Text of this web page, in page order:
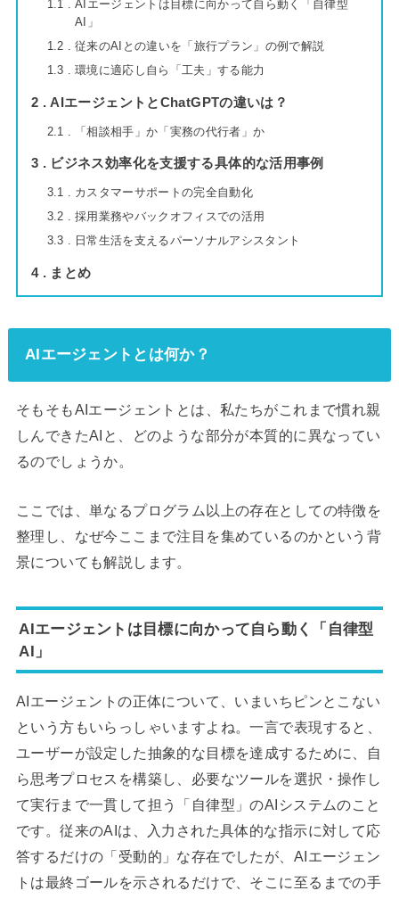
1.1
AIエージェントは目標に向かって自ら動く「自律型
AI」
1.2
従来のAIとの違いを「旅行プラン」の例で解説
1.3
環境に適応し自ら「工夫」する能力
2 AIエージェントとChatGPTの違いは？
2.1 「相談相手」か「実務の代行者」か
3 ビジネス効率化を支援する具体的な活用事例
3.1
カスタマーサポートの完全自動化
3.2
採用業務やバックオフィスでの活用
3.3
日常生活を支えるパーソナルアシスタント
4 まとめ
AIエージェントとは何か？
そもそもAIエージェントとは、私たちがこれまで慣れ親
しんできたAIと、どのような部分が本質的に異なってい
るのでしょうか。
ここでは、単なるプログラム以上の存在としての特徴を
整理し、なぜ今ここまで注目を集めているのかという背
景についても解説します。
AIエージェントは目標に向かって自ら動く「自律型
AI」
AIエージェントの正体について、いまいちピンとこない
という方もいらっしゃいますよね。一言で表現すると、
ユーザーが設定した抽象的な目標を達成するために、自
ら思考プロセスを構築し、必要なツールを選択・操作し
て実行まで一貫して担う「自律型」のAIシステムのこと
です。従来のAIは、入力された具体的な指示に対して応
答するだけの「受動的」な存在でしたが、AIエージェン
トは最終ゴールを示されるだけで、そこに至るまでの手